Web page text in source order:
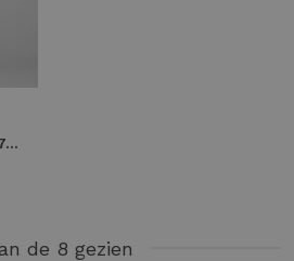
Geisha pants linen 61374-70 Broek 735 camel
de 8 gezien